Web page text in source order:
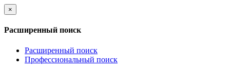
×
Расширенный поиск
Расширенный поиск
Профессиональный поиск